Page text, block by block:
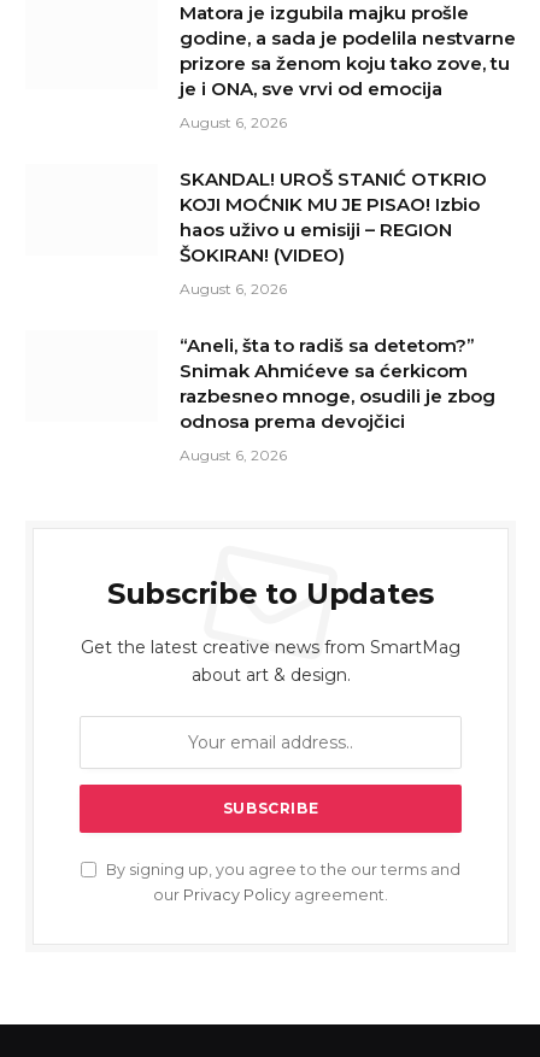
Matora je izgubila majku prošle
godine, a sada je podelila nestvarne
prizore sa ženom koju tako zove, tu
je i ONA, sve vrvi od emocija
August 6, 2026
SKANDAL! UROŠ STANIĆ OTKRIO
KOJI MOĆNIK MU JE PISAO! Izbio
haos uživo u emisiji – REGION
ŠOKIRAN! (VIDEO)
August 6, 2026
“Aneli, šta to radiš sa detetom?”
Snimak Ahmićeve sa ćerkicom
razbesneo mnoge, osudili je zbog
odnosa prema devojčici
August 6, 2026
Subscribe to Updates
Get the latest creative news from SmartMag
about art & design.
By signing up, you agree to the our terms and
our Privacy Policy agreement.